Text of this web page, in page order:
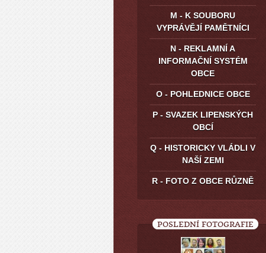
M - K SOUBORU
VYPRÁVĚJÍ PAMĚTNÍCI
N - REKLAMNÍ A
INFORMAČNÍ SYSTÉM
OBCE
O - POHLEDNICE OBCE
P - SVAZEK LIPENSKÝCH
OBCÍ
Q - HISTORICKY VLÁDLI V
NAŠÍ ZEMI
R - FOTO Z OBCE RŮZNĚ
POSLEDNÍ FOTOGRAFIE